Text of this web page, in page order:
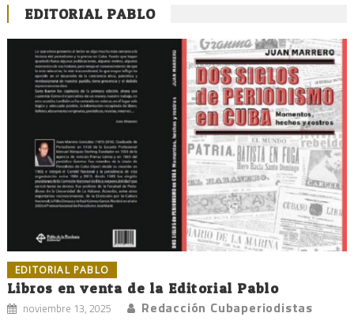
EDITORIAL PABLO
EDITORIAL PABLO
Libros en venta de la Editorial Pablo
noviembre 13, 2025 Redacción Cubaperiodistas